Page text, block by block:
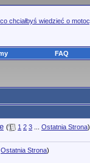
chciałbyś wiedzieć o
FAQ
( 1 2 3 Ostatnia Strona)
Ostatnia Strona)